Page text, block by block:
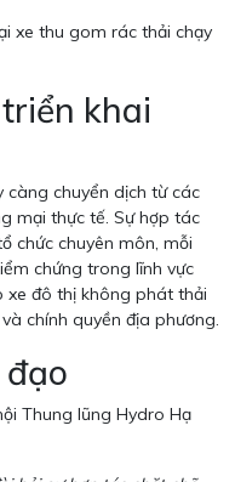
xe thu gom rác thải chạy
khai
chuyển dịch từ các
mại thực tế. Sự hợp tác
chức chuyên môn, mỗi
chứng trong lĩnh vực
xe đô thị không phát thải
chính quyền địa phương.
Thung lũng Hydro Hạ